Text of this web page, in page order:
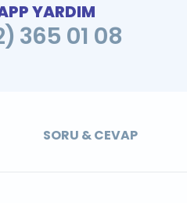
YARDIM
365 01 08
SORU & CEVAP